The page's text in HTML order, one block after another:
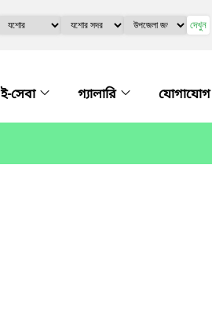
দেখুন
ই-সেবা গ্যালারি যোগাযোগ